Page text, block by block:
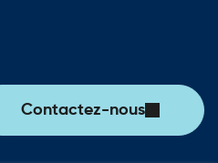
Contactez-nous